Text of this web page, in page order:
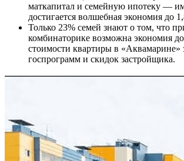
маткапитал и семейную ипотеку —
достигается волшебная экономия до
Только 23% семей знают о том, что
комбинаторике возможна экономия
стоимости квартиры в «Аквамарине»
госпрограмм и скидок застройщика.